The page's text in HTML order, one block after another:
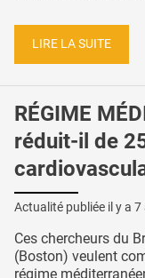
LIRE LA SUITE
RÉGIME
réduit-il de
Actualité publiée il y a 7
Ces chercheurs du
(Boston) veulent
régime